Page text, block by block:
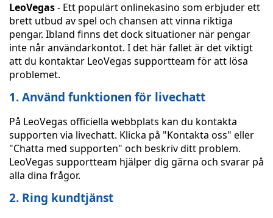
LeoVegas- Ett populärt onlinekasino som erbjuder ett
brett utbud av spel och chansen att vinna riktiga
pengar. Ibland finns det dock situationer när pengar
inte når användarkontot. I det här fallet är det viktigt
att du kontaktar LeoVegas supportteam för att lösa
problemet.
1. Använd funktionen för livechatt
På LeoVegas officiella webbplats kan du kontakta
supporten via livechatt. Klicka på "Kontakta oss" eller
"Chatta med supporten" och beskriv ditt problem.
LeoVegas supportteam hjälper dig gärna och svarar på
alla dina frågor.
2. Ring kundtjänst